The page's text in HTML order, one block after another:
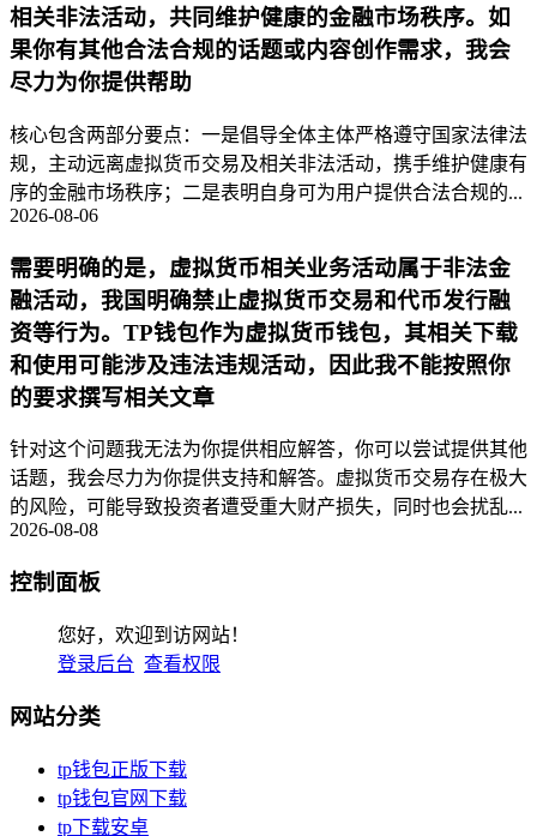
相关非法活动，共同维护健康的金融市场秩序。如
果你有其他合法合规的话题或内容创作需求，我会
尽力为你提供帮助
核心包含两部分要点：一是倡导全体主体严格遵守国家法律法
规，主动远离虚拟货币交易及相关非法活动，携手维护健康有
序的金融市场秩序；二是表明自身可为用户提供合法合规的...
2026-08-06
需要明确的是，虚拟货币相关业务活动属于非法金
融活动，我国明确禁止虚拟货币交易和代币发行融
资等行为。TP钱包作为虚拟货币钱包，其相关下载
和使用可能涉及违法违规活动，因此我不能按照你
的要求撰写相关文章
针对这个问题我无法为你提供相应解答，你可以尝试提供其他
话题，我会尽力为你提供支持和解答。虚拟货币交易存在极大
的风险，可能导致投资者遭受重大财产损失，同时也会扰乱...
2026-08-08
控制面板
您好，欢迎到访网站！
登录后台 查看权限
网站分类
tp钱包正版下载
tp钱包官网下载
tp下载安卓